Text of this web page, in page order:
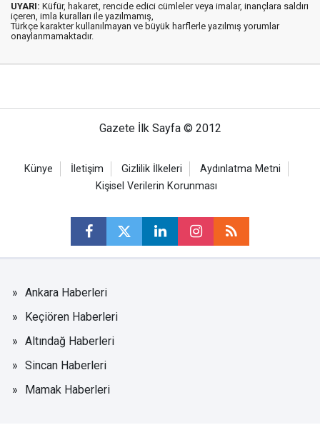
UYARI: Küfür, hakaret, rencide edici cümleler veya imalar, inançlara saldırı
içeren, imla kuralları ile yazılmamış,
Türkçe karakter kullanılmayan ve büyük harflerle yazılmış yorumlar
onaylanmamaktadır.
Gazete İlk Sayfa © 2012
Künye İletişim Gizlilik İlkeleri
Aydınlatma Metni
Kişisel Verilerin Korunması
Ankara Haberleri
Keçiören Haberleri
Altındağ Haberleri
Sincan Haberleri
Mamak Haberleri